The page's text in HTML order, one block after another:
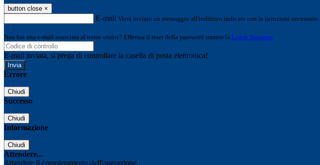
button close ×
E-mail Verrà inviato un messaggio all'indirizzo indicato con le istruzioni necessarie.
Non hai una e-mail associata al nome utente? Effettua il reset della password tramite la Login Spaggiari
E-mail inviata, si prega di controllare la casella di posta elettronica!
Errore
Chiudi
Successo
Chiudi
Informazione
Chiudi
Attendere...
Attendere il completamento dell'operazione...